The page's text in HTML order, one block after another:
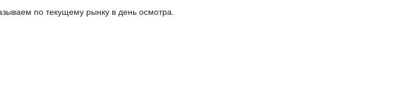
по текущему рынку в день осмотра.